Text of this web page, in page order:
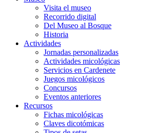
Visita el museo
Recorrido digital
Del Museo al Bosque
Historia
Actividades
Jornadas personalizadas
Actividades micológicas
Servicios en Cardenete
Juegos micológicos
Concursos
Eventos anteriores
Recursos
Fichas micológicas
Claves dicotómicas